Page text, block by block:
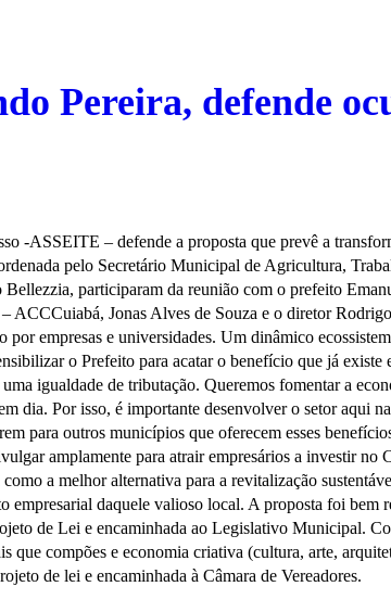
Pereira, defende
-ASSEITE – defende a proposta que prevê a
pelo Secretário Municipal de Agricultura,
participaram da reunião com o prefeito
ACCCuiabá, Jonas Alves de Souza e o diretor
empresas e universidades. Um dinâmico
o Prefeito para acatar o benefício que já
igualdade de tributação. Queremos fomentar a
dia. Por isso, é importante desenvolver o setor aqui
para outros municípios que oferecem esses
amplamente para atrair empresários a investir
a melhor alternativa para a revitalização
empresarial daquele valioso local. A proposta foi
de Lei e encaminhada ao Legislativo Municipal.
que compões e economia criativa (cultura, arte,
de lei e encaminhada à Câmara de Vereadores.